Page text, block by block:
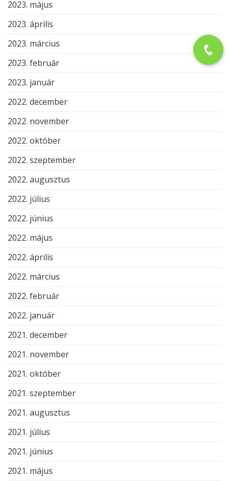
2023. május
2023. április
2023. március
2023. február
2023. január
2022. december
2022. november
2022. október
2022. szeptember
2022. augusztus
2022. július
2022. június
2022. május
2022. április
2022. március
2022. február
2022. január
2021. december
2021. november
2021. október
2021. szeptember
2021. augusztus
2021. július
2021. június
2021. május